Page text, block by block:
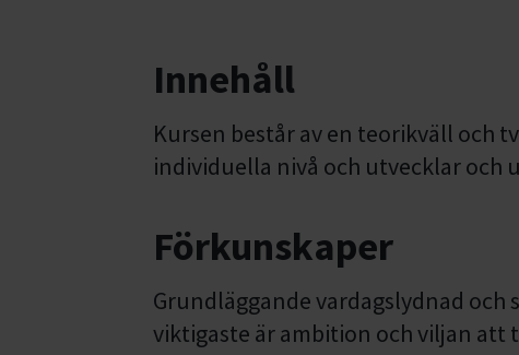
Innehåll
Kursen består av en teorikväll och
individuella nivå och utvecklar och
Förkunskaper
Grundläggande vardagslydnad och
viktigaste är ambition och viljan att